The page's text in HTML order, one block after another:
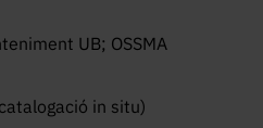
UB; OSSMA
in situ)